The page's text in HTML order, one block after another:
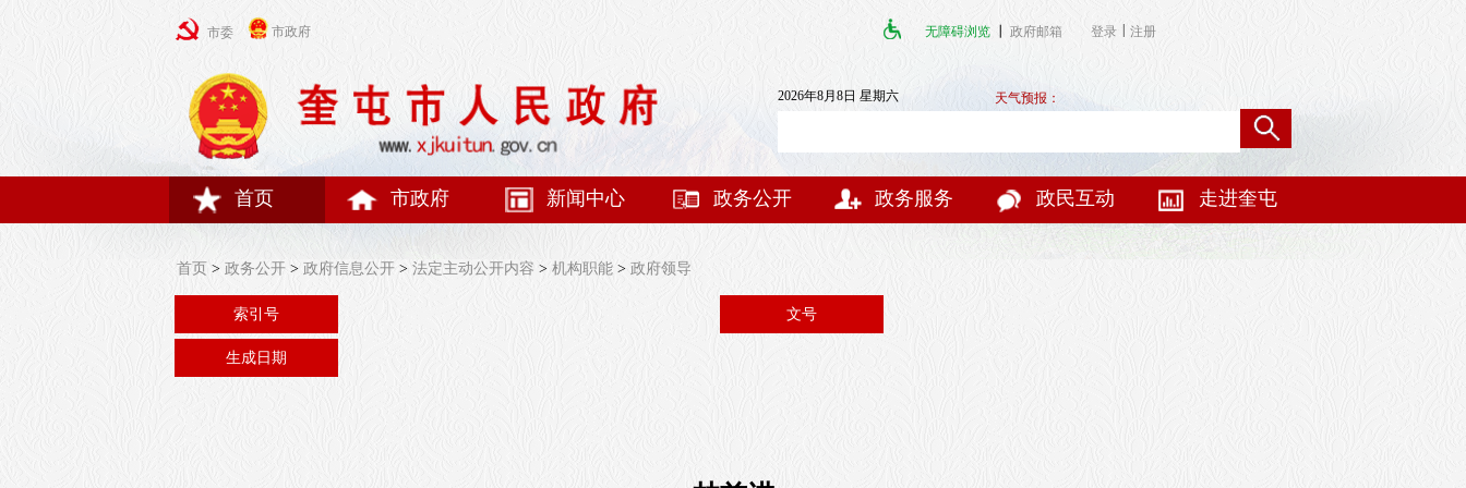
市委 市政府 无障碍浏览 政府邮箱 登录 注册
2026年8月8日 星期六 天气预报：
首页 市政府 新闻中心 政务公开 政务服务 政民互动 走进奎屯
首页 > 政务公开 > 政府信息公开 > 法定主动公开内容 > 机构职能 > 政府领导
索引号 文号
生成日期